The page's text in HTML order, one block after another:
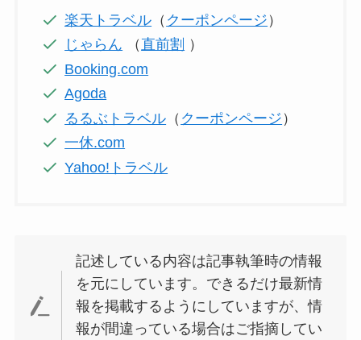
楽天トラベル （ クーポンページ ）
じゃらん
（ 直前割 ）
Booking.com
Agoda
るるぶトラベル （ クーポンページ ）
一休.com
Yahoo!トラベル
記述している内容は記事執筆時の情報
を元にしています。できるだけ最新情
報を掲載するようにしていますが、情
報が間違っている場合はご指摘してい